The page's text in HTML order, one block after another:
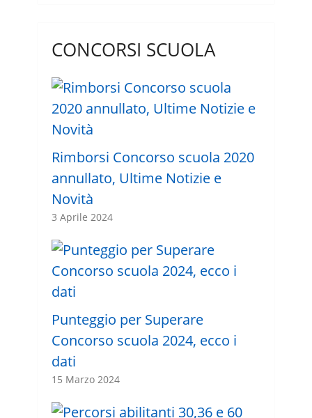
CONCORSI SCUOLA
Rimborsi Concorso scuola 2020
annullato, Ultime Notizie e
Novità
3 Aprile 2024
Punteggio per Superare
Concorso scuola 2024, ecco i
dati
15 Marzo 2024